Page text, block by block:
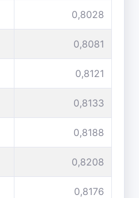
0,8028
0,8081
0,8121
0,8133
0,8188
0,8208
0,8176